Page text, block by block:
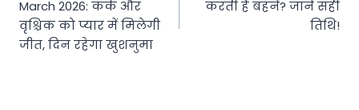
March 2026: कर्क और
वृश्चिक को प्यार में मिलेगी
जीत, दिन रहेगा खुशनुमा
करती हैं बहनें? जानें सही
तिथि!